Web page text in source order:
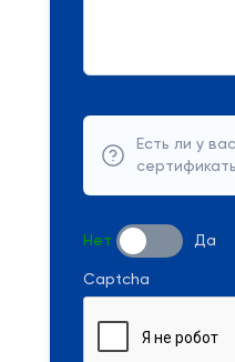
Есть ли у
Нет Да
Captcha